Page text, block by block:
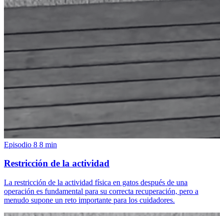
Episodio 8 8 min
Restricción de la actividad
La restricción de la actividad física en gatos después de una
operación es fundamental para su correcta recuperación, pero a
menudo supone un reto importante para los cuidadores.